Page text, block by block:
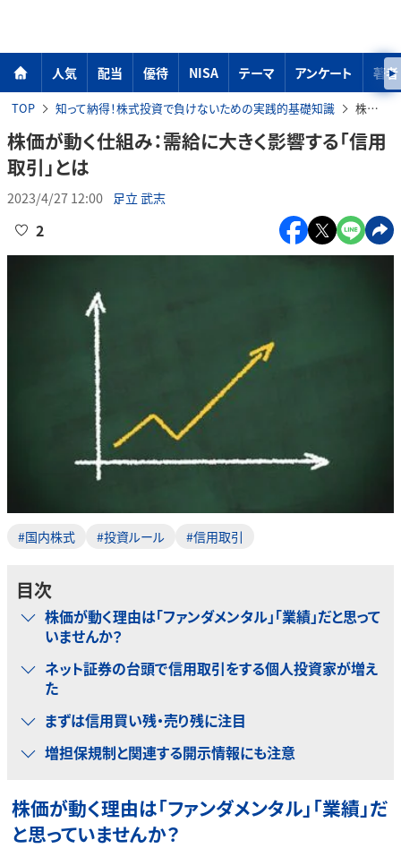
人気 配当 優待 NISA テーマ アンケート 著者
TOP 知って納得！株式投資で負けないための実践的基礎知識 株価が動く仕組み：需給に大きく影響する「信用取引」とは
株価が動く仕組み：需給に大きく影響する「信用
取引」とは
2023/4/27 12:00 足立 武志
2
#国内株式 #投資ルール #信用取引
目次
株価が動く理由は「ファンダメンタル」「業績」だと思って
いませんか？
ネット証券の台頭で信用取引をする個人投資家が増え
た
まずは信用買い残・売り残に注目
増担保規制と関連する開示情報にも注意
株価が動く理由は「ファンダメンタル」「業績」だ
と思っていませんか？